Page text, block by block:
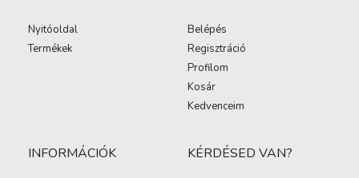
Nyitóoldal
Termékek
Belépés
Regisztráció
Profilom
Kosár
Kedvenceim
INFORMÁCIÓK KÉRDÉSED VAN?